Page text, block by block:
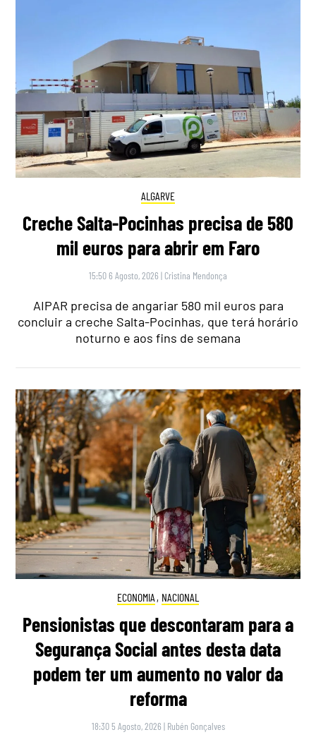
ALGARVE
Creche Salta-Pocinhas precisa de 580
mil euros para abrir em Faro
15:50 6 Agosto, 2026 | Cristina Mendonça
AIPAR precisa de angariar 580 mil euros para
concluir a creche Salta-Pocinhas, que terá horário
noturno e aos fins de semana
ECONOMIA , NACIONAL
Pensionistas que descontaram para a
Segurança Social antes desta data
podem ter um aumento no valor da
reforma
18:30 5 Agosto, 2026 | Rubén Gonçalves